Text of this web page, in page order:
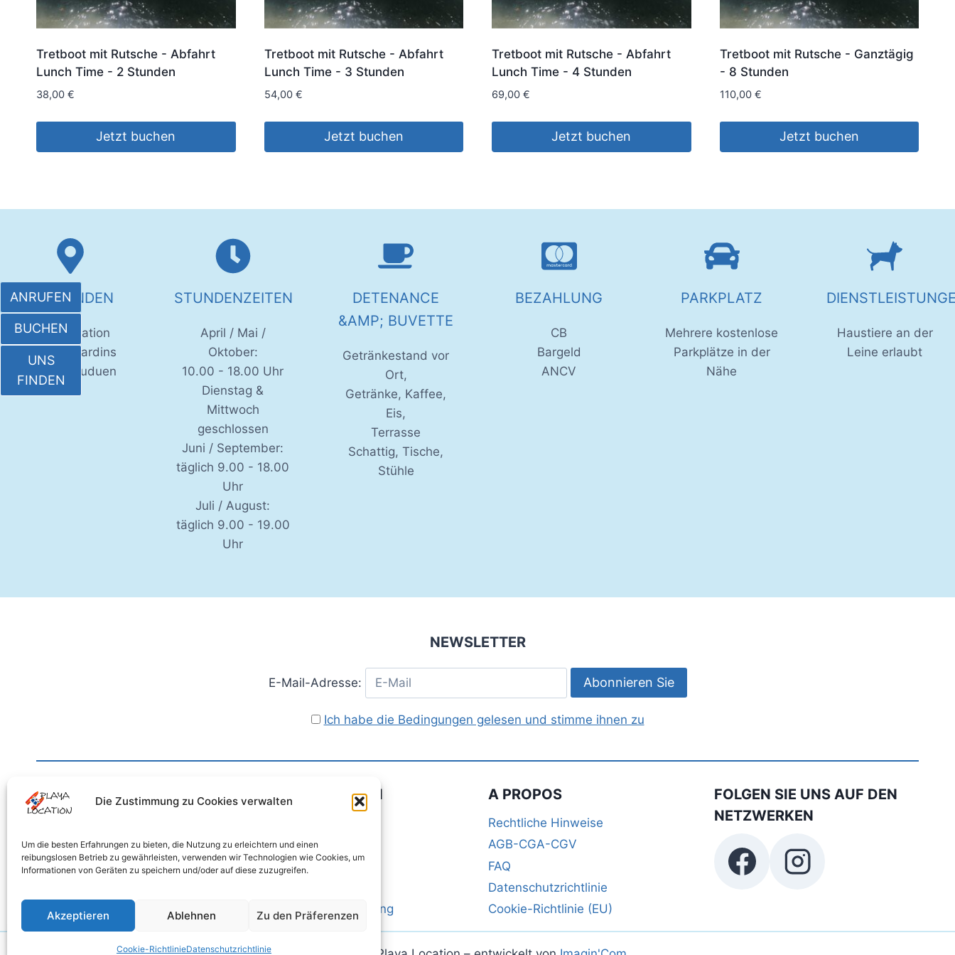
Die Zustimmung zu Cookies verwalten
Um die besten Erfahrungen zu bieten, die Nutzung zu erleichtern und einen
reibungslosen Betrieb zu gewährleisten, verwenden wir Technologien wie Cookies, um
Informationen von Geräten zu speichern und/oder auf diese zuzugreifen.
Akzeptieren Ablehnen Zu den Präferenzen
Cookie-RichtlinieDatenschutzrichtlinie
Tretboot mit Rutsche - Abfahrt
Lunch Time - 2 Stunden
38,00 €
Jetzt buchen
Tretboot mit Rutsche - Abfahrt
Lunch Time - 3 Stunden
54,00 €
Jetzt buchen
Tretboot mit Rutsche - Abfahrt
Lunch Time - 4 Stunden
69,00 €
Jetzt buchen
Tretboot mit Rutsche - Ganztägig
- 8 Stunden
110,00 €
Jetzt buchen
UNS FINDEN
Playa location
Rue des Jardins
83630 Bauduen
STUNDENZEITEN
April / Mai /
Oktober:
10.00 - 18.00 Uhr
Dienstag &
Mittwoch
geschlossen
Juni / September:
täglich 9.00 - 18.00
Uhr
Juli / August:
täglich 9.00 - 19.00
Uhr
DETENANCE
&AMP; BUVETTE
Getränkestand vor
Ort,
Getränke, Kaffee,
Eis,
Terrasse
Schattig, Tische,
Stühle
BEZAHLUNG
CB
Bargeld
ANCV
PARKPLATZ
Mehrere kostenlose
Parkplätze in der
Nähe
Haustiere an der
Leine erlaubt
NEWSLETTER
E-Mail-Adresse:
Ich habe die Bedingungen gelesen und stimme ihnen zu
UNSERE BOOTE
Unsere Tretboote
Unsere Paddles
Unsere Kanus
INFORMATIONEN
Unsere Preise
Mein Konto
Flyer Playa Vermietung
A PROPOS
Rechtliche Hinweise
AGB-CGA-CGV
FAQ
Datenschutzrichtlinie
Cookie-Richtlinie (EU)
FOLGEN SIE UNS AUF DEN
NETZWERKEN
ANRUFEN
BUCHEN
UNS
FINDEN